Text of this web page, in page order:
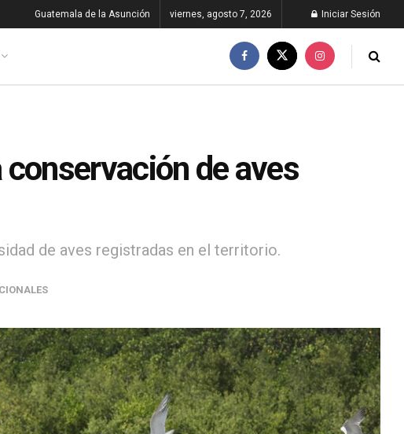
Guatemala de la Asunción viernes, agosto 7, 2026 Iniciar Sesión
conservación de aves
de aves registradas en el territorio.